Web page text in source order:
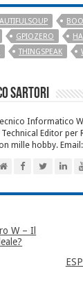
GPIOZERO
THINGSPEAK
Sartori
Informatico
| Technical Editor per
mille hobby.
W – Il